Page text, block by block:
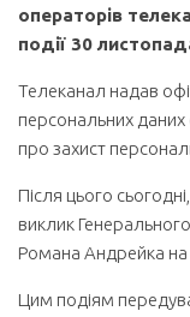
операторів
події 30
Телеканал надав
персональних даних
про захист
Після цього
виклик
Романа Андрейка на
Цим подіям